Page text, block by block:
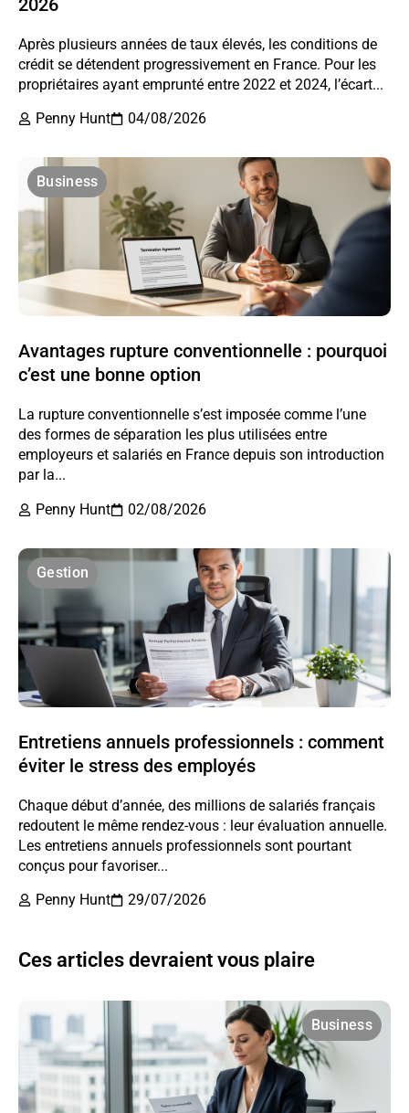
2026
Après plusieurs années de taux élevés, les conditions de
crédit se détendent progressivement en France. Pour les
propriétaires ayant emprunté entre 2022 et 2024, l’écart...
Penny Hunt
04/08/2026
Business
Avantages rupture conventionnelle : pourquoi
c’est une bonne option
La rupture conventionnelle s’est imposée comme l’une
des formes de séparation les plus utilisées entre
employeurs et salariés en France depuis son introduction
par la...
Penny Hunt
02/08/2026
Gestion
Entretiens annuels professionnels : comment
éviter le stress des employés
Chaque début d’année, des millions de salariés français
redoutent le même rendez-vous : leur évaluation annuelle.
Les entretiens annuels professionnels sont pourtant
conçus pour favoriser...
Penny Hunt
29/07/2026
Ces articles devraient vous plaire
Business